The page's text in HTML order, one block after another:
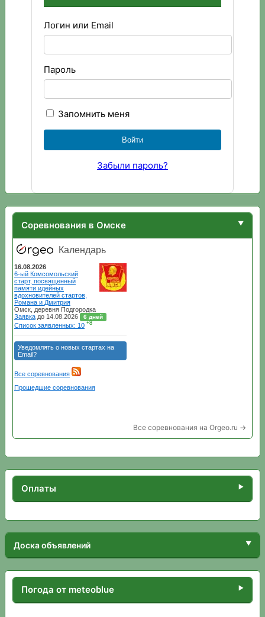
Логин или Email
Пароль
Запомнить меня
Забыли пароль?
Соревнования в Омске
Все соревнования на Orgeo.ru →
Оплаты
Доска объявлений
Погода от meteoblue